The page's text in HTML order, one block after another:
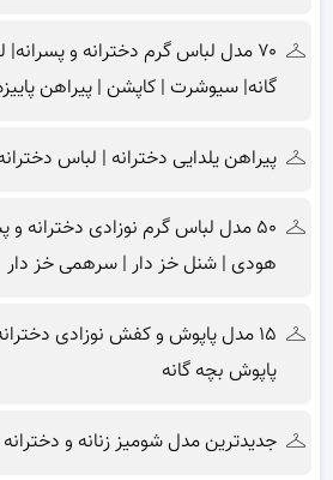
۷۰ مدل لباس گرم دخترانه و
گانه| سیوشرت | کاپشن | پیراهن
پیراهن یلدایی دخترانه | لباس
۵۰ مدل لباس گرم نوزادی دخترانه
هودی | شنل خز دار | سرهمی خز دار
۱۵ مدل پاپوش و کفش نوزادی
پاپوش بچه گانه
جدیدترین مدل شومیز زنانه و